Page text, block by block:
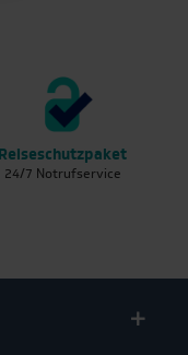
Reiseschutzpaket
24/7 Notrufservice